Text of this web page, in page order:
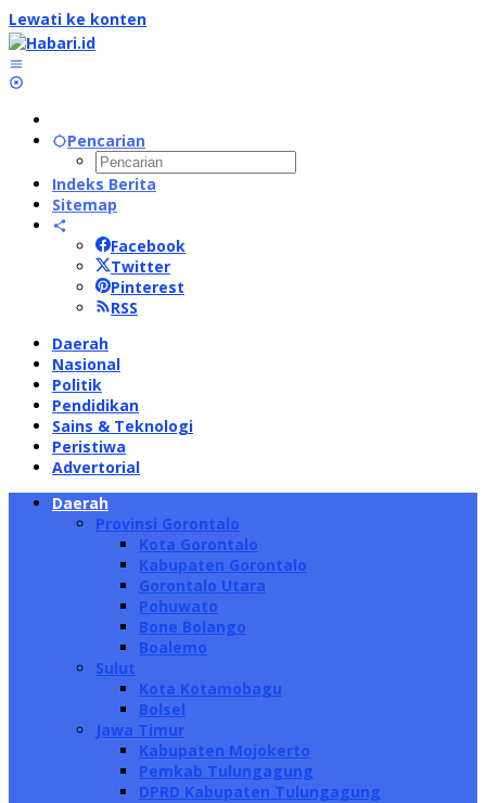
Lewati ke konten
Pencarian
Indeks Berita
Sitemap
Facebook
Twitter
Pinterest
RSS
Daerah
Nasional
Politik
Pendidikan
Sains & Teknologi
Peristiwa
Advertorial
Daerah
Provinsi Gorontalo
Kota Gorontalo
Kabupaten Gorontalo
Gorontalo Utara
Pohuwato
Bone Bolango
Boalemo
Sulut
Kota Kotamobagu
Bolsel
Jawa Timur
Kabupaten Mojokerto
Pemkab Tulungagung
DPRD Kabupaten Tulungagung